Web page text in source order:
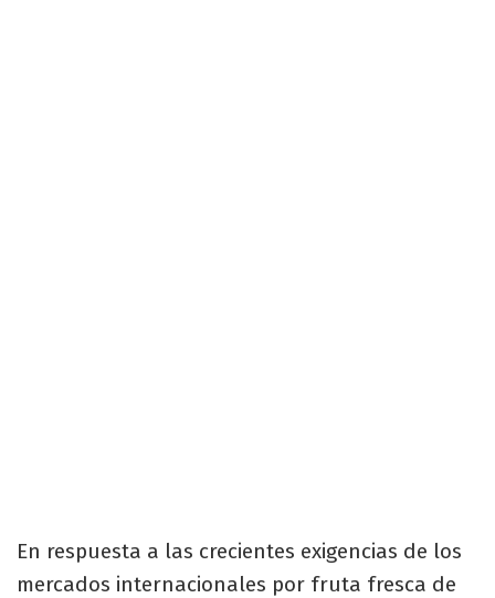
En respuesta a las crecientes exigencias de los
mercados internacionales por fruta fresca de